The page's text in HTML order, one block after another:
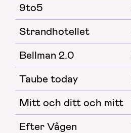
9to5
Strandhotellet
Bellman 2.0
Taube today
Mitt och ditt och mitt
Efter Vågen